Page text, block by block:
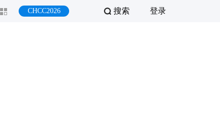
登录
搜索
CHCC2026